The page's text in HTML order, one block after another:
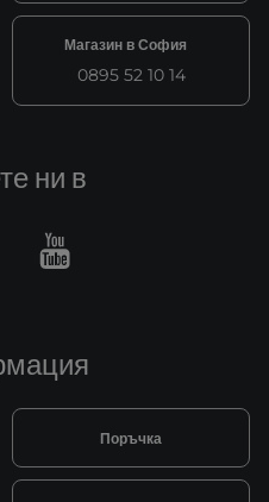
Магазин в София
0895 52 10 14
Поръчка
ни в
Youtube